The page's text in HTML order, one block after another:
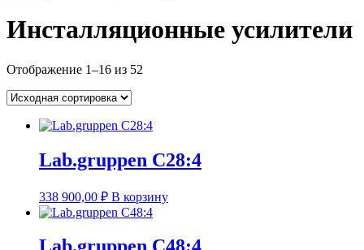
Инсталляционные усилители
Отображение 1–16 из 52
Lab.gruppen C28:4
338 900,00 ₽ В корзину